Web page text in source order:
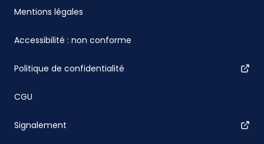
Mentions légales
Accessibilité : non conforme
Politique de confidentialité
CGU
Signalement